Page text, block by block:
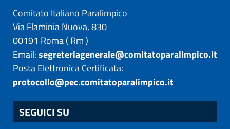
Comitato Italiano Paralimpico
Via Flaminia Nuova, 830
00191 Roma( Rm)
Email:segreteriagenerale@comitatoparalimpico.it
Posta Elettronica Certificata:
protocollo@pec.comitatoparalimpico.it
SEGUICI SU